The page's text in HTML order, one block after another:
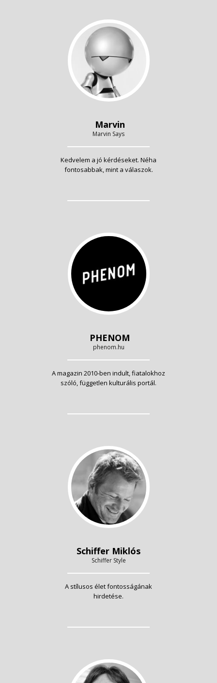
Marvin
Marvin Says
Kedvelem a jó kérdéseket. Néha
fontosabbak, mint a válaszok.
PHENOM
phenom.hu
A magazin 2010-ben indult, fiatalokhoz
szóló, független kulturális portál.
Schiffer Miklós
Schiffer Style
A stílusos élet fontosságának
hirdetése.